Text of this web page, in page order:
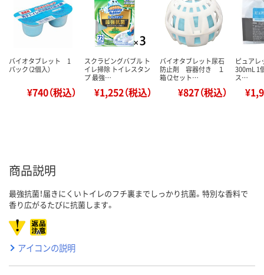
バイオタブレット 1
パック（2個入）
¥740（税込）
スクラビングバブル ト
イレ掃除 トイレスタン
プ 最強…
¥1,252（税込）
バイオタブレット尿石
防止剤 容器付き １
箱（2セット…
¥827（税込）
ピュアレ
300mL 1
ス…
商品説明
最強抗菌！届きにくいトイレのフチ裏までしっかり抗菌。特別な香料で
香り広がるたびに抗菌します。
アイコンの説明